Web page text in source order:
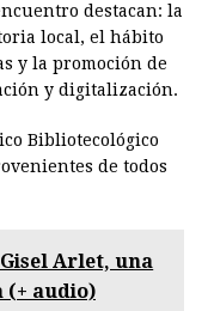
destacan: la
local, el hábito
y la promoción de
y digitalización.
Bibliotecológico
de todos
Gisel Arlet, una
(+ audio)